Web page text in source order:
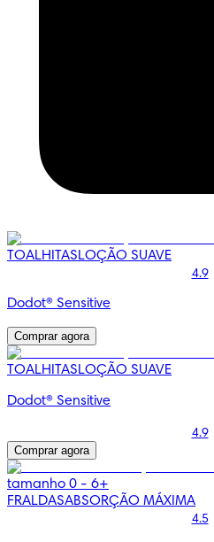
TOALHITASLOÇÃO SUAVE
4.9
Dodot® Sensitive
Comprar agora
TOALHITASLOÇÃO SUAVE
Dodot® Sensitive
4.9
Comprar agora
tamanho 0 - 6+
FRALDASABSORÇÃO MÁXIMA
4.5